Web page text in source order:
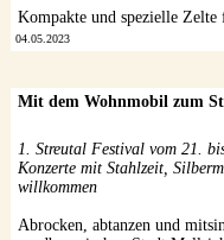
Kompakte und spezielle
04.05.2023
Mit dem Wohnmobil zum
1. Streutal Festival vom 21.
Konzerte mit Stahlzeit,
willkommen
Abrocken, abtanzen und